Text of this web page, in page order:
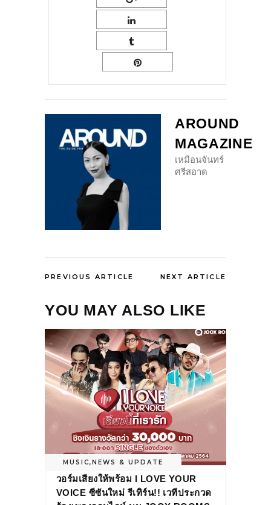
AROUND
MAGAZINE
เหมือนจันทร์
ศรีสอาด
PREVIOUS ARTICLE NEXT ARTICLE
YOU MAY ALSO LIKE
MUSIC,NEWS & UPDATE
วอร์มเสียงให้พร้อม I LOVE YOUR
VOICE ซีซันใหม่ รีเทิร์น!! เวทีประกวด